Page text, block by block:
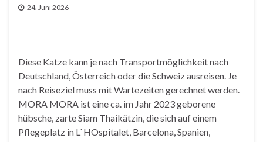
24. Juni 2026
Diese Katze kann je nach Transportmöglichkeit nach
Deutschland, Österreich oder die Schweiz ausreisen. Je
nach Reiseziel muss mit Wartezeiten gerechnet werden.
MORA MORA ist eine ca. im Jahr 2023 geborene
hübsche, zarte Siam Thaikätzin, die sich auf einem
Pflegeplatz in L`HOspitalet, Barcelona, Spanien,